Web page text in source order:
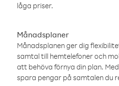
låga priser.
Månadsplaner
Månadsplanen ger dig
samtal till hemtelefoner och
att behöva förnya din plan.
spara pengar på samtalen du